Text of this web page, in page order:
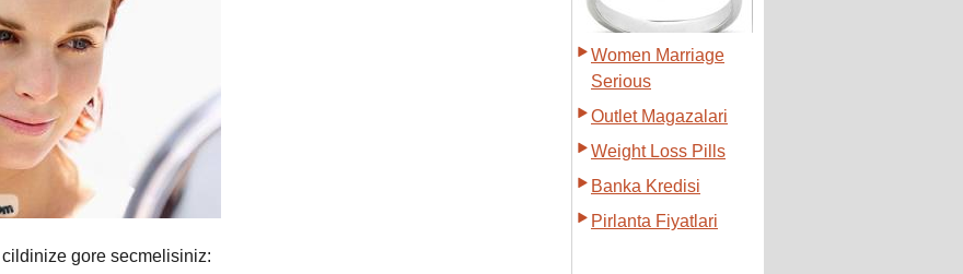
gore secmelisiniz:
Women Marriage
Serious
Outlet Magazalari
Weight Loss Pills
Banka Kredisi
Pirlanta Fiyatlari